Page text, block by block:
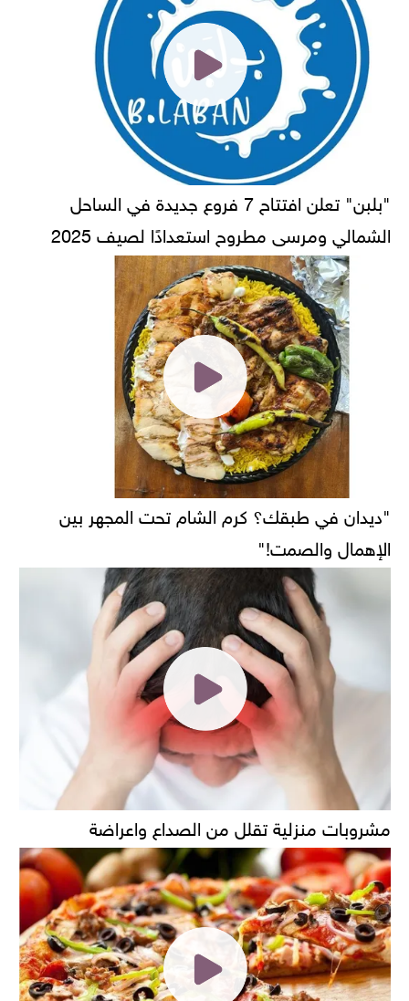
"بلبن" تعلن افتتاح 7 فروع جديدة في الساحل
الشمالي ومرسى مطروح استعدادًا لصيف 2025
"ديدان في طبقك؟ كرم الشام تحت المجهر بين
الإهمال والصمت!"
مشروبات منزلية تقلل من الصداع واعراضة